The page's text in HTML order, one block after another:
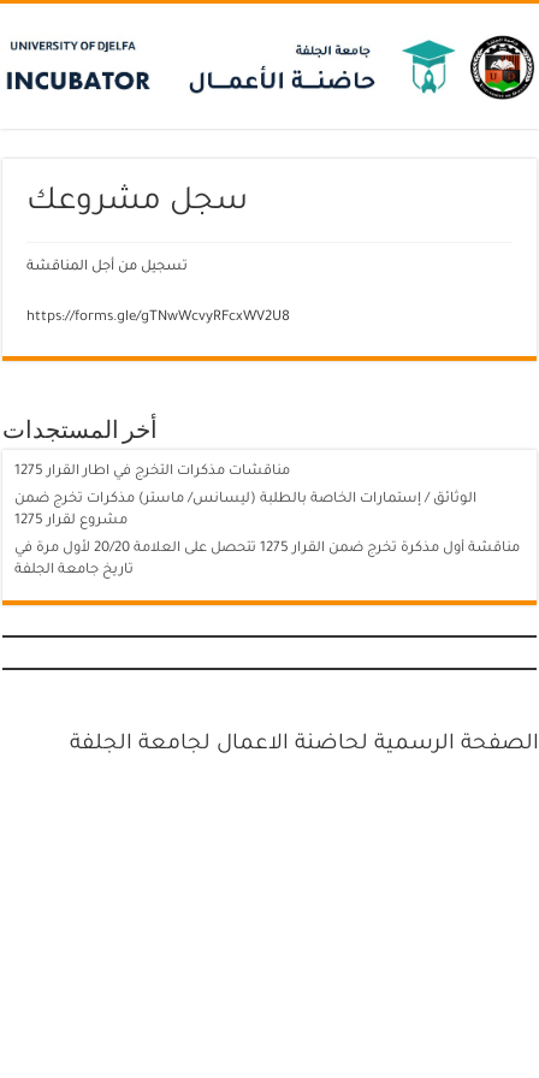
سجل مشروعك
تسجيل من أجل المناقشة
https://forms.gle/gTNwWcvyRFcxWV2U8
أخر المستجدات
مناقشات مذكرات التخرج في اطار القرار 1275
الوثائق / إستمارات الخاصة بالطلبة (ليسانس/ ماستر) مذكرات تخرج ضمن
مشروع لقرار 1275
مناقشة أول مذكرة تخرج ضمن القرار 1275 تتحصل على العلامة 20/20 لأول مرة في
تاريخ جامعة الجلفة
الصفحة الرسمية لحاضنة الاعمال لجامعة الجلفة